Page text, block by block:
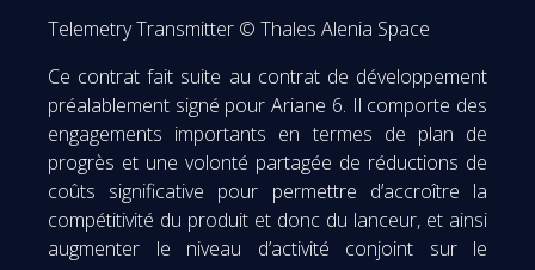
Telemetry Transmitter © Thales Alenia Space
Ce contrat fait suite au contrat de développement
préalablement signé pour Ariane 6. Il comporte des
engagements importants en termes de plan de
progrès et une volonté partagée de réductions de
coûts significative pour permettre d’accroître la
compétitivité du produit et donc du lanceur, et ainsi
augmenter le niveau d’activité conjoint sur le